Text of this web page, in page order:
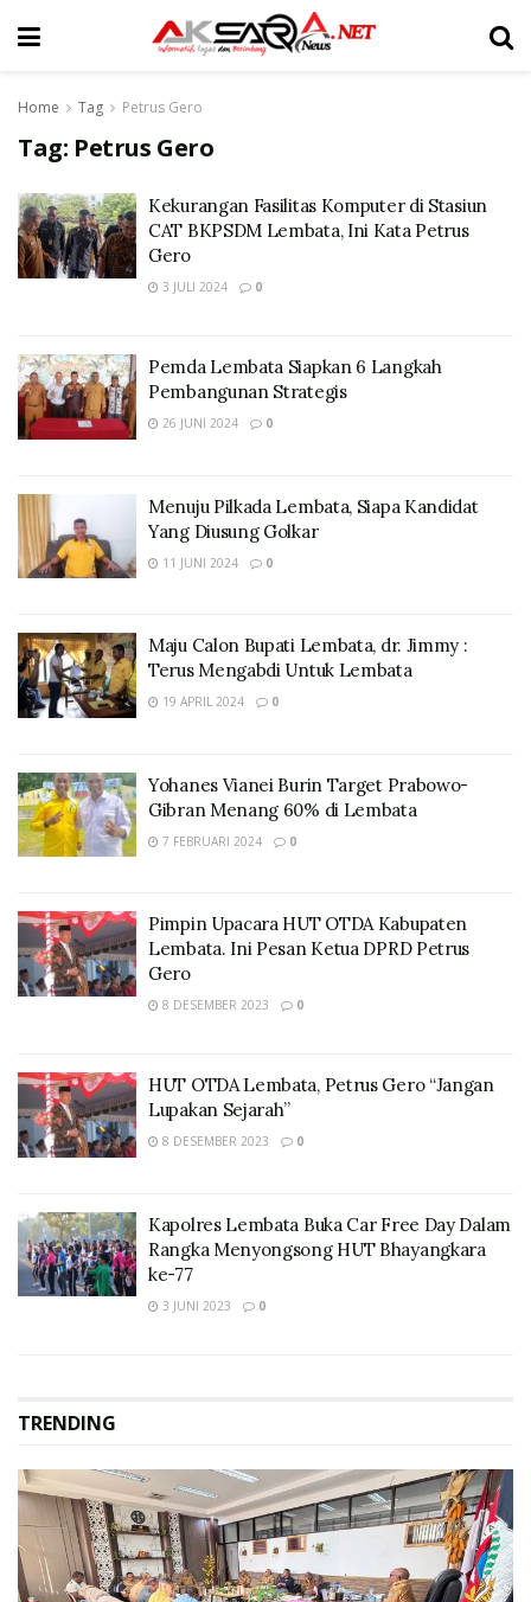
Home Tag Petrus Gero
Tag: Petrus Gero
Kekurangan Fasilitas Komputer di Stasiun
CAT BKPSDM Lembata, Ini Kata Petrus
Gero
3 JULI 2024 0
Pemda Lembata Siapkan 6 Langkah
Pembangunan Strategis
26 JUNI 2024 0
Menuju Pilkada Lembata, Siapa Kandidat
Yang Diusung Golkar
11 JUNI 2024 0
Maju Calon Bupati Lembata, dr. Jimmy :
Terus Mengabdi Untuk Lembata
19 APRIL 2024 0
Yohanes Vianei Burin Target Prabowo-
Gibran Menang 60% di Lembata
7 FEBRUARI 2024 0
Pimpin Upacara HUT OTDA Kabupaten
Lembata. Ini Pesan Ketua DPRD Petrus
Gero
8 DESEMBER 2023 0
HUT OTDA Lembata, Petrus Gero “Jangan
Lupakan Sejarah”
8 DESEMBER 2023 0
Kapolres Lembata Buka Car Free Day Dalam
Rangka Menyongsong HUT Bhayangkara
ke-77
3 JUNI 2023 0
TRENDING